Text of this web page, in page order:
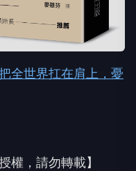
全世界扛在肩上，憂
權，請勿轉載】